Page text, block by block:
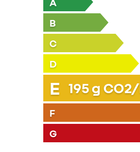
B
C
D
E 195g
F
G